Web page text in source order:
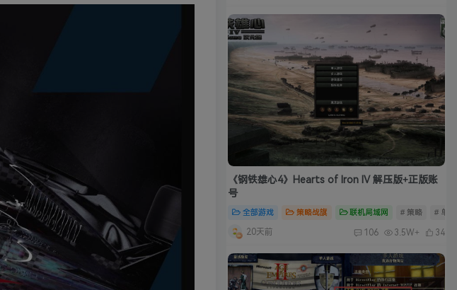
《钢铁雄心4》Hearts of Iron IV 解压版+正版账
号
全部游戏 策略战旗 联机局域网 # 策略 # 单
20天前 106 3.5W+ 34